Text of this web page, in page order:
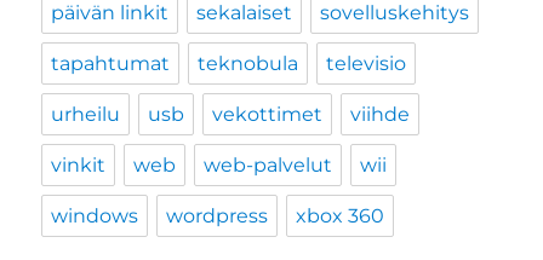
päivän linkit sekalaiset sovelluskehitys
tapahtumat teknobula televisio
urheilu usb vekottimet viihde
vinkit web web-palvelut wii
windows wordpress xbox 360